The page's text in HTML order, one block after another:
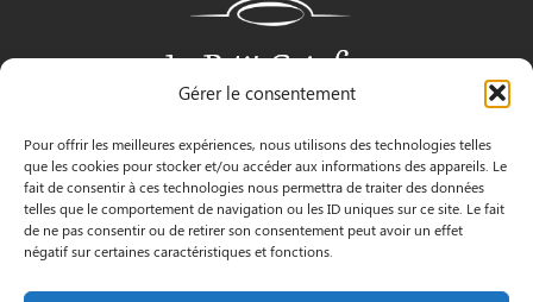
Gérer le consentement
Pour offrir les meilleures expériences, nous utilisons des technologies telles
que les cookies pour stocker et/ou accéder aux informations des appareils. Le
fait de consentir à ces technologies nous permettra de traiter des données
telles que le comportement de navigation ou les ID uniques sur ce site. Le fait
de ne pas consentir ou de retirer son consentement peut avoir un effet
négatif sur certaines caractéristiques et fonctions.
INFORMATIONS
3 Pass. Henri Gautier, 44600 Saint-Nazaire
02 40 22 09 91